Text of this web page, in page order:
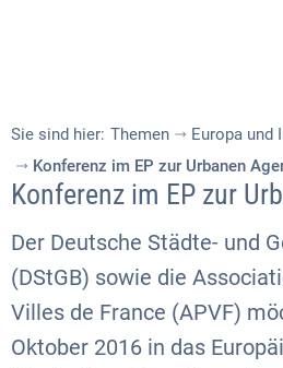
Sie sind hier: Themen Europa und
Konferenz im EP zur Urbanen
Konferenz im EP zur
Der Deutsche Städte- und
(DStGB) sowie die
Villes de France (APVF)
Oktober 2016 in das